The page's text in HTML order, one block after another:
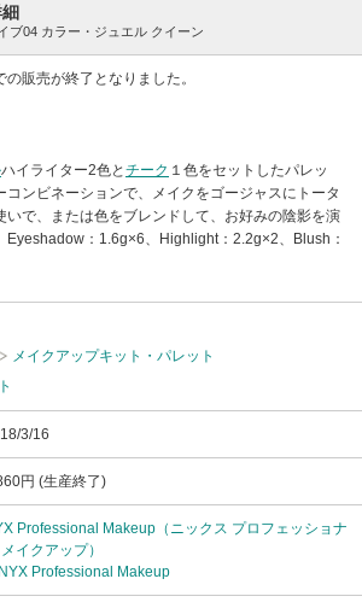
ブ04 カラー・ジュエル クイーン
販売が終了となりました。
ハイライター2色と チーク １色をセットしたパレッ
コンビネーションで、メイクをゴージャスにトータ
いで、または色をブレンドして、お好みの陰影を演
Eyeshadow：1.6g×6、Highlight：2.2g×2、Blush：
メイクアップキット・パレット
3/16
円 (生産終了)
Professional Makeup（ニックス プロフェッショナ
イクアップ）
NYX Professional Makeup